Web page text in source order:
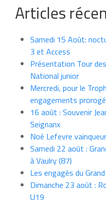
Articles
Samedi 15 Août:
3 et Access
Présentation Tour
National junior
Mercredi, pour le
engagements
16 août : Souvenir
Seignanx
Noé Lefevre
Samedi 22 août :
à Vaulry (87)
Les engagés du
Dimanche 23 août :
U19